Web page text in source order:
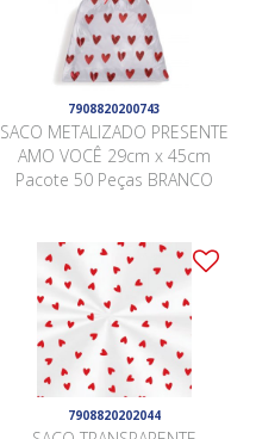
7908820200743
SACO METALIZADO PRESENTE
AMO VOCÊ 29cm x 45cm
Pacote 50 Peças BRANCO
7908820202044